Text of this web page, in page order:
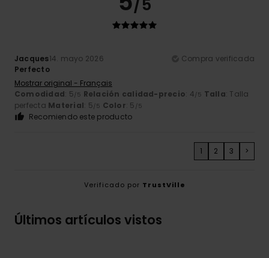
/5
Jacques14. mayo 2026
Compra verificada
Perfecto
Mostrar original - Français
Comodidad: 5/5 Relación calidad-precio: 4/5 Talla: Talla
perfecta Material: 5/5 Color: 5 /5
Recomiendo este producto
1 2 3 >
Verificado por TrustVille
Últimos artículos vistos